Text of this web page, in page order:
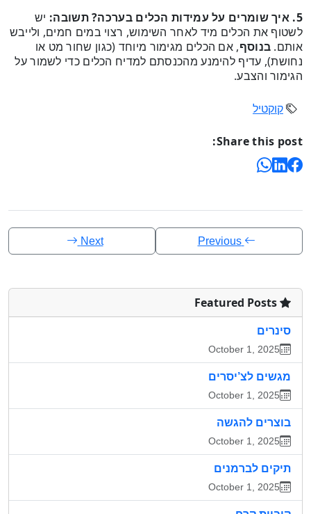
5. איך שומרים על עמידות הכלים בערכה?
תשובה:יש
לשטוף את הכלים מיד לאחר השימוש, רצוי במים חמים, ולייבש
אותם. בנוסף, אם הכלים מגימור מיוחד (כגון שחור מט או
נחושת), עדיף להימנע מהכנסתם למדיח הכלים כדי לשמור על
הגימור והצבע.
קוקטיל
Share this post:
Previous
Next
Featured Posts
סינרים
October 1, 2025
מגשים לצ’יסרים
October 1, 2025
בוצרים להגשה
October 1, 2025
תיקים לברמנים
October 1, 2025